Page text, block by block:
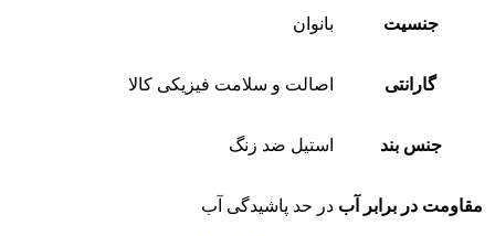
جنسیت بانوان
گارانتی اصالت و سلامت فیزیکی کالا
جنس بند استیل ضد زنگ
مقاومت در برابر آب در حد پاشیدگی آب